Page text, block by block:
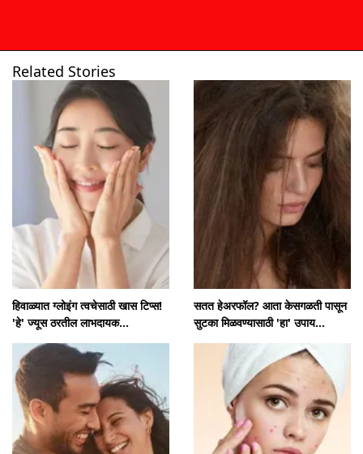
उघडत आहे
Related Stories
हिवाळ्यात ग्लोइंग त्वचेसाठी खास टिप्स!
'हे' ज्यूस ठरतील लाभदायक...
सतत हेअरफॉल? आता केसगळती पासून
सुटका मिळवण्यासाठी 'हा' उपाय...